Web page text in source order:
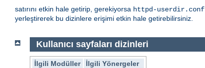
satırını etkin hale getirip, gerekiyorsa httpd-userdir.conf
yerleştirerek bu dizinlere erişimi etkin hale getirebilirsiniz.
Kullanıcı sayfaları dizinleri
İlgili Modüller
İlgili Yönergeler